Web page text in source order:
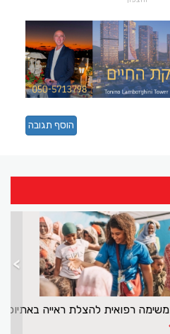
הוסף תגובה
>